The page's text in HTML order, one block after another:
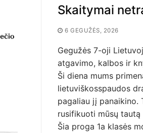
Skaitymai
6 GEGUŽĖS, 2026
Gegužės 7-oji
atgavimo, kalbos ir
Ši diena mums
lietuviškosspaudos
pagaliau jį panaikino.
rusifikuoti mūsų
Šia proga 1a klasės